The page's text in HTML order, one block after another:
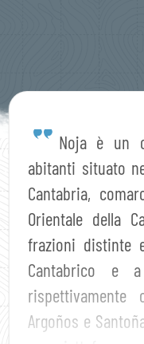
Noja è un
abitanti situato
Cantabria,
Orientale della
frazioni distinte
Cantabrico e
Argoños e